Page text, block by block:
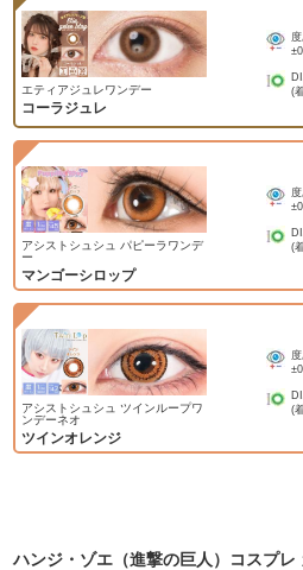
エティアジュレワンデー
コーラジュレ
(
アシストシュシュ パピーラワンデ
ー
マンゴーシロップ
(
アシストシュシュ ツインループワ
ンデーネオ
ツインオレンジ
(
ハンジ・ゾエ（進撃の巨人）コスプレ